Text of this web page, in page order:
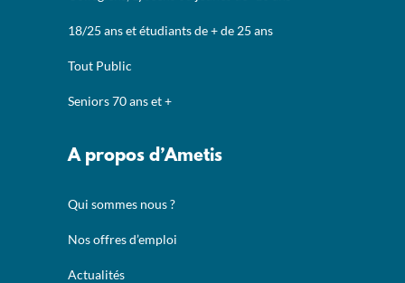
18/25 ans et étudiants de + de 25 ans
Tout Public
Seniors 70 ans et +
A propos d’Ametis
Qui sommes nous ?
Nos offres d’emploi
Actualités